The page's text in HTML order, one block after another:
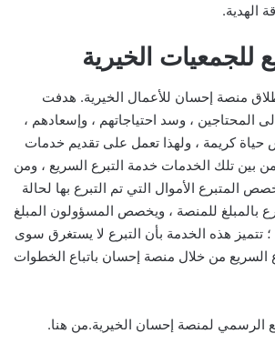
الهدية.
للجمعيات الخيرية
منصة إحسان للأعمال الخيرية. هدفت
المحتاجين ، وسد احتياجاتهم ، وإسعادهم ،
كريمة ، ولهذا تعمل على تقديم خدمات
بين تلك الخدمات خدمة التبرع السريع ، ومن
المتبرع الأموال التي تم التبرع بها لحالة
بالمبلغ للمنصة ، ويخصص المسؤولون المبلغ
؛ تتميز هذه الخدمة بأن التبرع لا يستغرق سوى
السريع من خلال منصة إحسان باتباع الخطوات
الرسمي لمنصة إحسان الخيرية.من هنا.